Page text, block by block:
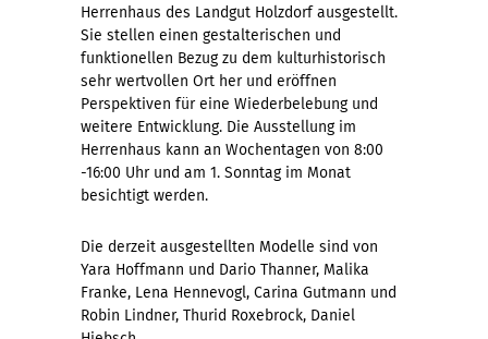
Herrenhaus des Landgut Holzdorf ausgestellt.
Sie stellen einen gestalterischen und
funktionellen Bezug zu dem kulturhistorisch
sehr wertvollen Ort her und eröffnen
Perspektiven für eine Wiederbelebung und
weitere Entwicklung. Die Ausstellung im
Herrenhaus kann an Wochentagen von 8:00
-16:00 Uhr und am 1. Sonntag im Monat
besichtigt werden.
Die derzeit ausgestellten Modelle sind von
Yara Hoffmann und Dario Thanner, Malika
Franke, Lena Hennevogl, Carina Gutmann und
Robin Lindner, Thurid Roxebrock, Daniel